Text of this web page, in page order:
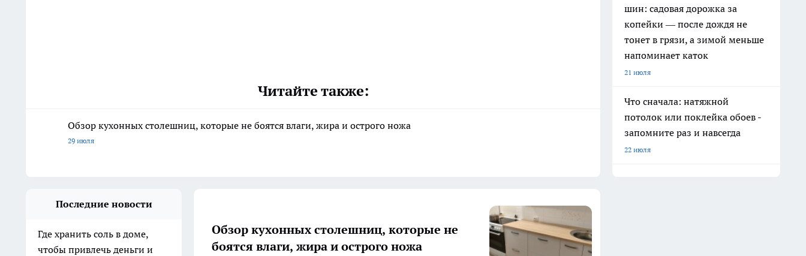
Читайте также:
Обзор кухонных столешниц, которые не боятся влаги, жира и острого ножа
29 июля
шин: садовая дорожка за
копейки — после дождя не
тонет в грязи, а зимой меньше
напоминает каток
21 июля
Что сначала: натяжной
потолок или поклейка обоев -
запомните раз и навсегда
22 июля
Последние новости
Где хранить соль в доме,
чтобы привлечь деньги и
Обзор кухонных столешниц, которые не
боятся влаги, жира и острого ножа